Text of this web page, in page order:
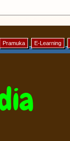
Pramuka E-Learning